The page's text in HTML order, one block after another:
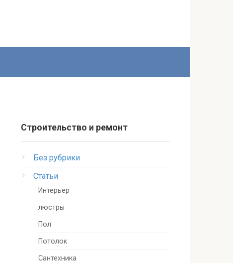
Строительство и ремонт
Без рубрики
Статьи
Интерьер
люстры
Пол
Потолок
Сантехника